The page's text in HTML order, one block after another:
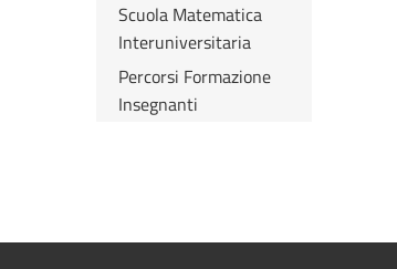
Scuola Matematica
Interuniversitaria
Percorsi Formazione
Insegnanti